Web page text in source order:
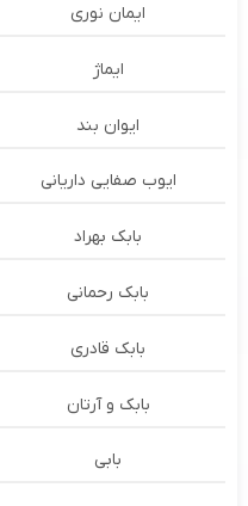
ایمان نوری
ایماژ
ایوان بند
ایوب صفایی داریانی
بابک بهراد
بابک رحمانی
بابک قادری
بابک و آرتان
بابی